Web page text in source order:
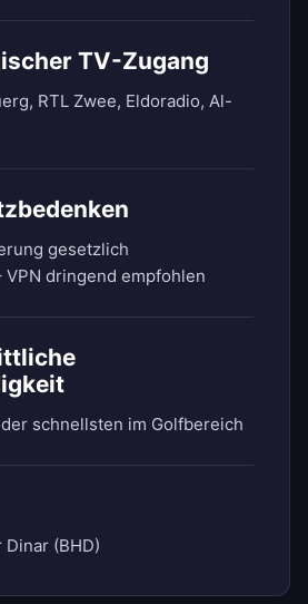
TV-Zugang
RTL Zwee, Eldoradio, Al-
gesetzlich
dringend empfohlen
schnellsten im Golfbereich
(BHD)